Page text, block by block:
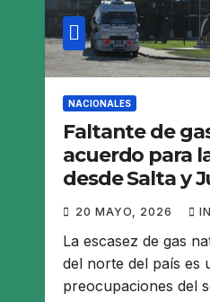
NACIONALES
Faltante de
acuerdo para
desde Salta y
gestiones
20 MAYO, 2026
La escasez de gas
del norte del país es
preocupaciones del